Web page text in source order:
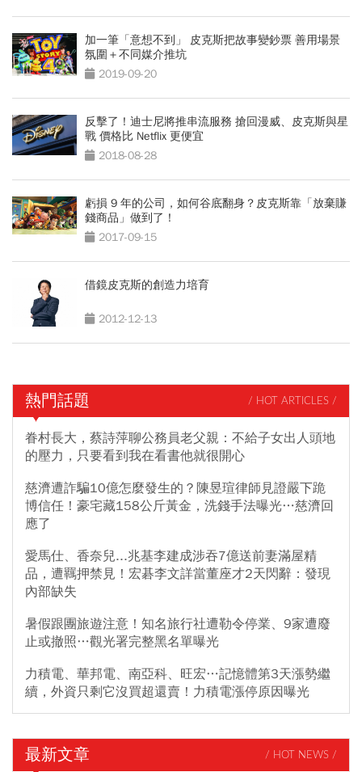
加一筆「意想不到」 皮克斯把故事變鈔票 善用場景
氛圍＋不同媒介推坑
2019-09-20
反擊了！迪士尼將推串流服務 搶回漫威、皮克斯與星
戰 價格比 Netflix 更便宜
2018-08-28
虧損 9 年的公司，如何谷底翻身？皮克斯靠「放棄賺
錢商品」做到了！
2017-09-15
借鏡皮克斯的創造力培育
2012-12-13
熱門話題 / HOT ARTICLES /
眷村長大，蔡詩萍聊公務員老父親：不給子女出人頭地
的壓力，只要看到我在看書他就很開心
慈濟遭詐騙10億怎麼發生的？陳昱瑄律師見證嚴下跪
博信任！豪宅藏158公斤黃金，洗錢手法曝光…慈濟回
應了
愛馬仕、香奈兒...兆基李建成涉吞7億送前妻滿屋精
品，遭羈押禁見！宏碁李文詳當董座才2天閃辭：發現
內部缺失
暑假跟團旅遊注意！知名旅行社遭勒令停業、9家遭廢
止或撤照…觀光署完整黑名單曝光
力積電、華邦電、南亞科、旺宏…記憶體第3天漲勢繼
續，外資只剩它沒買超還賣！力積電漲停原因曝光
最新文章 / HOT NEWS /